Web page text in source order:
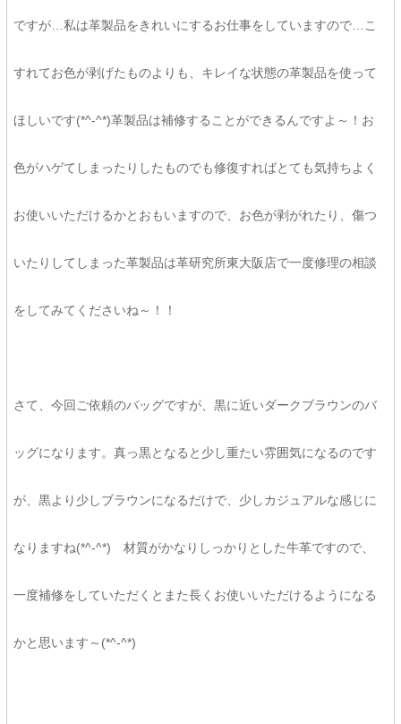
ですが…私は革製品をきれいにするお仕事をしていますので…こ
すれてお色が剥げたものよりも、キレイな状態の革製品を使って
ほしいです(*^-^*)革製品は補修することができるんですよ～！お
色がハゲてしまったりしたものでも修復すればとても気持ちよく
お使いいただけるかとおもいますので、お色が剥がれたり、傷つ
いたりしてしまった革製品は革研究所東大阪店で一度修理の相談
をしてみてくださいね～！！
さて、今回ご依頼のバッグですが、黒に近いダークブラウンのバ
ッグになります。真っ黒となると少し重たい雰囲気になるのです
が、黒より少しブラウンになるだけで、少しカジュアルな感じに
なりますね(*^-^*) 材質がかなりしっかりとした牛革ですので、
一度補修をしていただくとまた長くお使いいただけるようになる
かと思います～(*^-^*)